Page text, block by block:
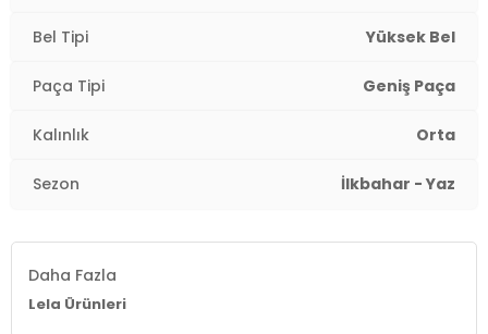
Paça Tipi:
Kalınlık:Orta
Kalıp Bilgisi:
Yaş Grubu:
Bel Tipi Yüksek Bel
Paça Tipi Geniş Paça
Kalınlık Orta
Sezon İlkbahar - Yaz
Daha Fazla
Lela Ürünleri